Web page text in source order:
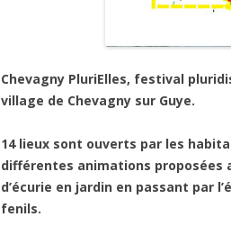
Chevagny PluriElles, festival
village de Chevagny sur Guye.
14 lieux sont ouverts par les
différentes animations proposées
d’écurie en jardin en passant par
fenils.